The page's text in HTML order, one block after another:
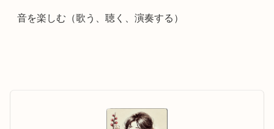
音を楽しむ（歌う、聴く、演奏する）